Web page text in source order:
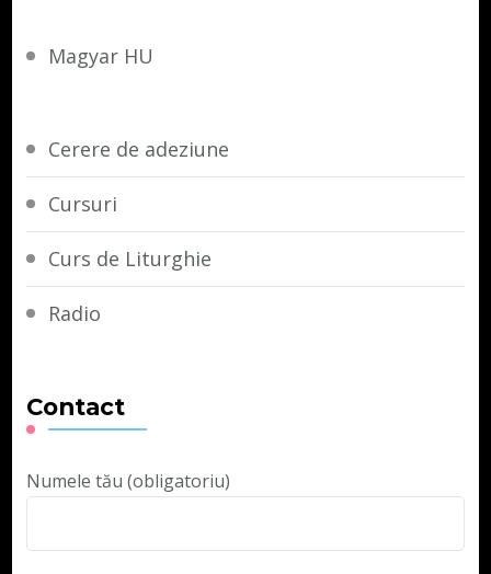
Magyar HU
Cerere de adeziune
Cursuri
Curs de Liturghie
Radio
Contact
Numele tău (obligatoriu)